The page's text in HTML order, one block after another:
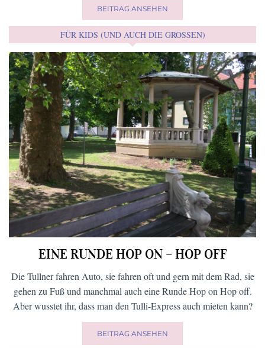
BEITRAG ANSEHEN
FÜR KIDS (UND AUCH DIE GROSSEN)
EINE RUNDE HOP ON – HOP OFF
Die Tullner fahren Auto, sie fahren oft und gern mit dem Rad, sie
gehen zu Fuß und manchmal auch eine Runde Hop on Hop off.
Aber wusstet ihr, dass man den Tulli-Express auch mieten kann?
BEITRAG ANSEHEN